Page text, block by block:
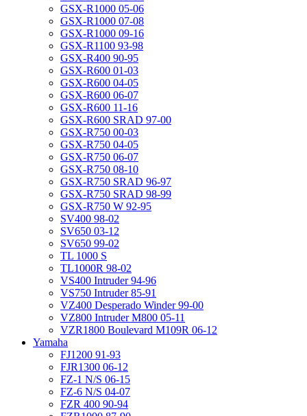
GSX-R1000 05-06
GSX-R1000 07-08
GSX-R1000 09-16
GSX-R1100 93-98
GSX-R400 90-95
GSX-R600 01-03
GSX-R600 04-05
GSX-R600 06-07
GSX-R600 11-16
GSX-R600 SRAD 97-00
GSX-R750 00-03
GSX-R750 04-05
GSX-R750 06-07
GSX-R750 08-10
GSX-R750 SRAD 96-97
GSX-R750 SRAD 98-99
GSX-R750 W 92-95
SV400 98-02
SV650 03-12
SV650 99-02
TL 1000 S
TL1000R 98-02
VS400 Intruder 94-96
VS750 Intruder 85-91
VZ400 Desperado Winder 99-00
VZ800 Intruder M800 05-11
VZR1800 Boulevard M109R 06-12
Yamaha
FJ1200 91-93
FJR1300 06-12
FZ-1 N/S 06-15
FZ-6 N/S 04-07
FZR 400 90-94